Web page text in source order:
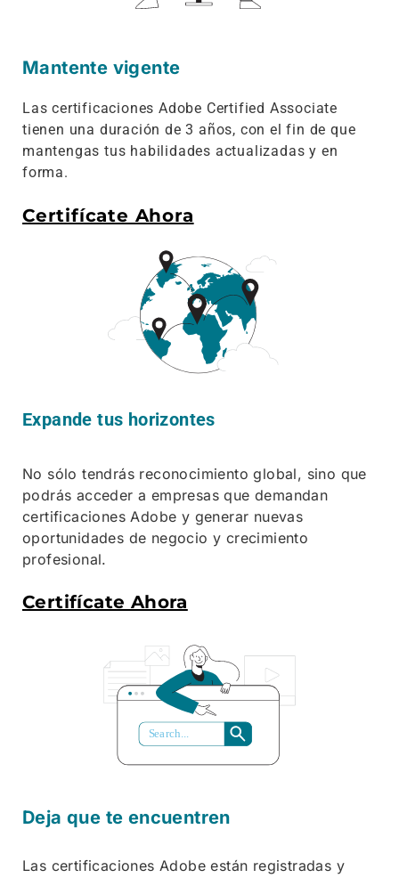
Mantente vigente
Las certificaciones Adobe Certified Associate
tienen una duración de 3 años, con el fin de que
mantengas tus habilidades actualizadas y en
forma.
Certifícate Ahora
Expande tus horizontes
No sólo tendrás reconocimiento global, sino que
podrás acceder a empresas que demandan
certificaciones Adobe y generar nuevas
oportunidades de negocio y crecimiento
profesional.
Certifícate Ahora
Search...
Deja que te encuentren
Las certificaciones Adobe están registradas y